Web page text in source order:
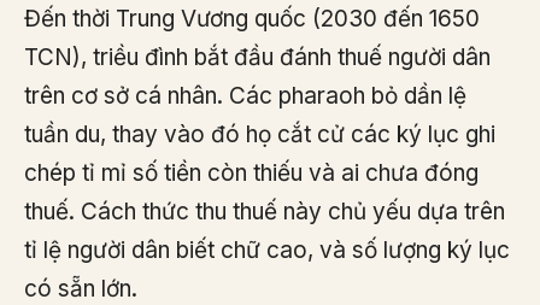
Đến thời Trung Vương quốc (2030 đến 1650
TCN), triều đình bắt đầu đánh thuế người dân
trên cơ sở cá nhân. Các pharaoh bỏ dần lệ
tuần du, thay vào đó họ cắt cử các ký lục ghi
chép tỉ mỉ số tiền còn thiếu và ai chưa đóng
thuế. Cách thức thu thuế này chủ yếu dựa trên
tỉ lệ người dân biết chữ cao, và số lượng ký lục
có sẵn lớn.